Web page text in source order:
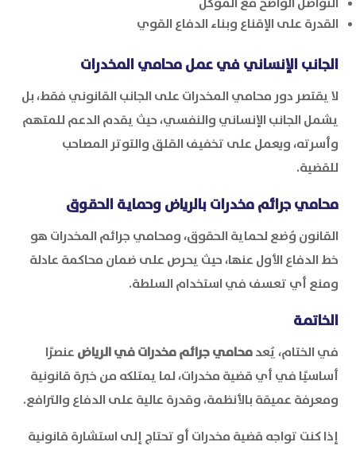
القدرة على الإقناع وبناء الدفاع القوي
الجانب الإنساني في عمل محامي المخدرات
لا يقتصر دور محامي المخدرات على الجانب القانوني فقط، بل
يشمل الجانب الإنساني والنفسي، حيث يقدم الدعم للمتهم
وأسرته، ويعمل على تخفيف القلق والتوتر المصاحب
للقضية.
محامي جرائم مخدرات بالرياض وحماية الحقوق
القانون وُضع لحماية الحقوق، ومحامي جرائم المخدرات هو
خط الدفاع الأول عنها، حيث يحرص على ضمان محاكمة عادلة
ومنع أي تعسف في استخدام السلطة.
الخاتمة
في الختام، يُعدمحامي جرائم مخدرات في الرياض عنصرًا
أساسيًا في أي قضية مخدرات، لما يمتلكه من خبرة قانونية
ومعرفة عميقة بالأنظمة، وقدرة عالية على الدفاع والترافع.
إذا كنت تواجه قضية مخدرات أو تحتاج إلى استشارة قانونية